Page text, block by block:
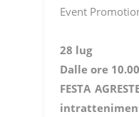
Event
28 lug
Dalle ore 10.00
FESTA